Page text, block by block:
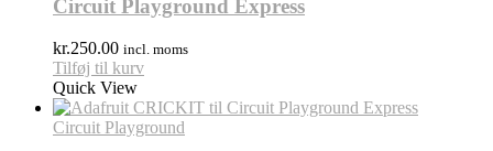
Circuit Playground Express
kr.250.00 incl. moms
Tilføj til kurv
Quick View
Circuit Playground